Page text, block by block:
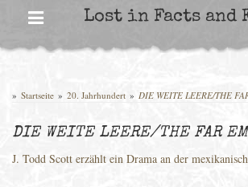
Lost in Facts
» Startseite » 20. Jahrhundert » DIE WEITE LEERE/THE
DIE WEITE LEERE/THE FAR
J. Todd Scott erzählt ein Drama an der